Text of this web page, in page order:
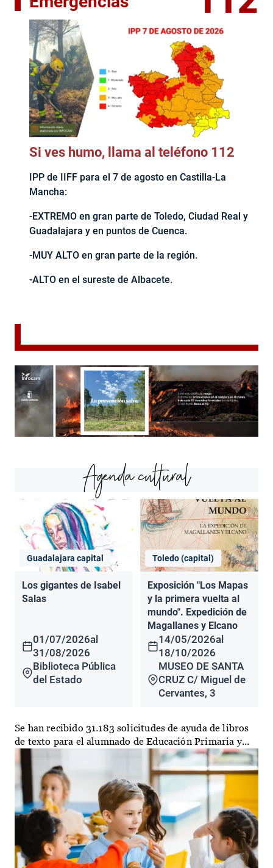
Si ves humo, llama al teléfono 112
IPP de IIFF para el 7 de agosto en Castilla-La
Mancha:
-EXTREMO en gran parte de Toledo, Ciudad Real y
Guadalajara y en puntos de Cuenca.
-MUY ALTO en gran parte de la región.
-ALTO en el sureste de Albacete.
Agenda cultural
Guadalajara capital
Los gigantes de Isabel
Salas
01/07/2026al
31/08/2026
Biblioteca Pública
del Estado
Toledo (capital)
Exposición "Los Mapas
y la primera vuelta al
mundo". Expedición de
Magallanes y Elcano
14/05/2026al
18/10/2026
MUSEO DE SANTA
CRUZ C/ Miguel de
Cervantes, 3
Se han recibido 31.183 solicitudes de ayuda de libros
de texto para el alumnado de Educación Primaria y...